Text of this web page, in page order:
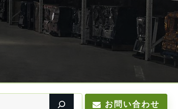
お問い合わせ